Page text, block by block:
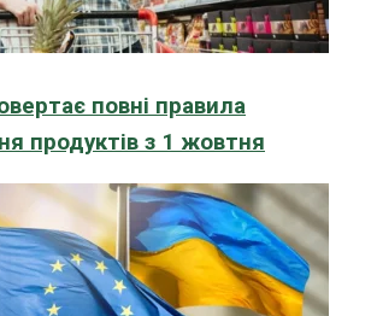
повні правила
продуктів з 1 жовтня